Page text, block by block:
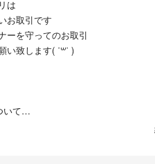
は
お取引です
ーを守ってのお取引
い致します( ˙꒳​˙ )
いて